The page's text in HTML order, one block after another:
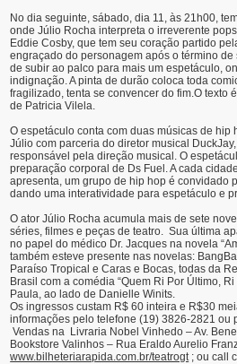
No dia seguinte, sábado, dia 11, às 21h00,
onde Júlio Rocha interpreta o irreverente
Eddie Cosby, que tem seu coração partido
engraçado do personagem após o término
de subir ao palco para mais um espetáculo,
indignação. A pinta de durão coloca toda
fragilizado, tenta se convencer do fim.O texto
de Patricia Vilela.
O espetáculo conta com duas músicas de hip
Júlio com parceria do diretor musical
responsável pela direção musical. O
preparação corporal de Ds Fuel. A cada
apresenta, um grupo de hip hop é convidado
dando uma interatividade para espetáculo e
O ator Júlio Rocha acumula mais de sete
séries, filmes e peças de teatro. Sua última
no papel do médico Dr. Jacques na novela
também esteve presente nas novelas:
Paraíso Tropical e Caras e Bocas, todas da
Brasil com a comédia “Quem Ri Por Último,
Paula, ao lado de Danielle Winits.
Os ingressos custam R$ 60 inteira e R$30
informações pelo telefone (19) 3826-2821 ou
Vendas na Livraria Nobel Vinhedo – Av.
Bookstore Valinhos – Rua Eraldo Aurelio
www.bilheteriarapida.com.br/teatrogt; ou call